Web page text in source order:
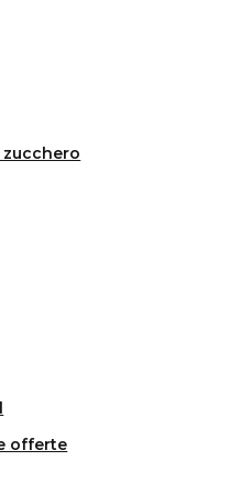
offerte